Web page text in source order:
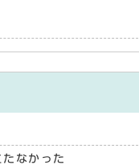
なかった